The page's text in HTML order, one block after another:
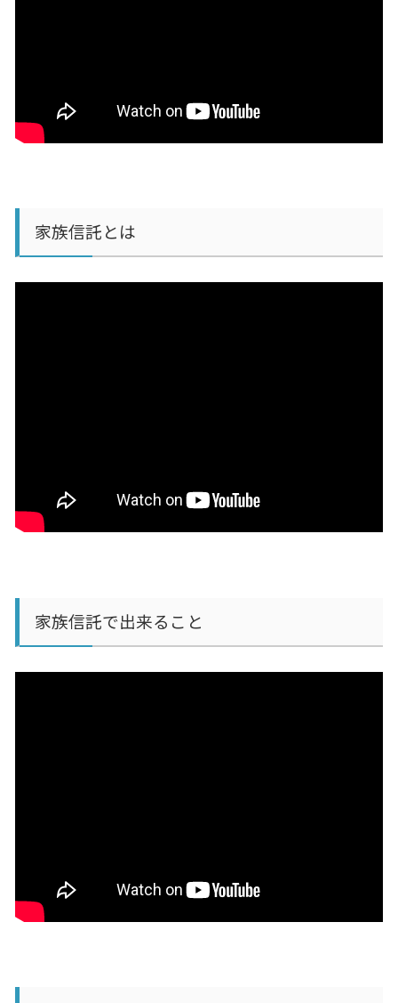
家族信託とは
家族信託で出来ること